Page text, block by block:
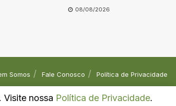
08/08/2026
Somos Fale Conosco Política de Privacidade
nossa Política de Privacidade.